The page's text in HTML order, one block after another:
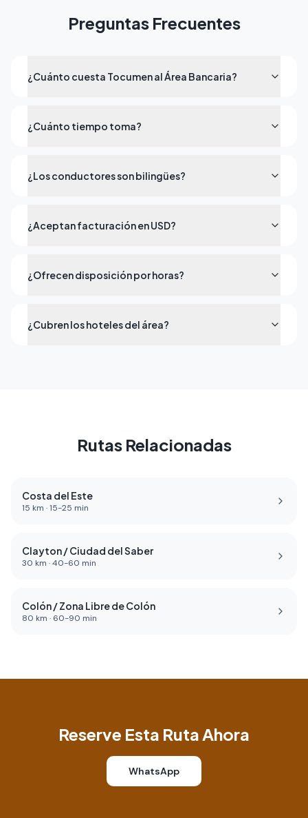
Preguntas Frecuentes
¿Cuánto cuesta Tocumen al Área Bancaria?
¿Cuánto tiempo toma?
¿Los conductores son bilingües?
¿Aceptan facturación en USD?
¿Ofrecen disposición por horas?
¿Cubren los hoteles del área?
Rutas Relacionadas
Costa del Este
15 km ·15-25 min
Clayton / Ciudad del Saber
30 km ·40-60 min
Colón / Zona Libre de Colón
80 km · 60-90 min
Reserve Esta Ruta Ahora
WhatsApp